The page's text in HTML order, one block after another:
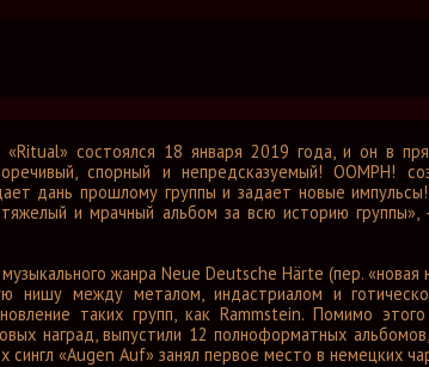
«Ritual» состоялся 18 января 2019 года, и он в
спорный и непредсказуемый! OOMPH!
дань прошлому группы и задает новые
и мрачный альбом за всю историю группы»,
жанра Neue Deutsche Härte (пер. «новая
нишу между металом, индастриалом и
таких групп, как Rammstein. Помимо этого
наград, выпустили 12 полноформатных
сингл «Augen Auf» занял первое место в немецких